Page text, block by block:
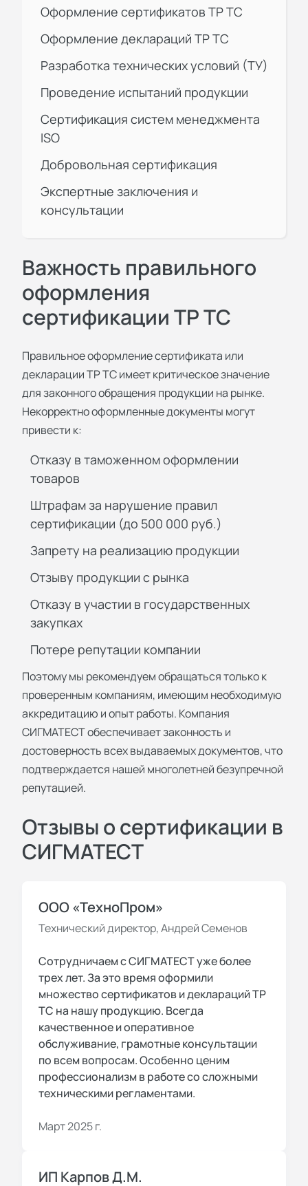
Оформление сертификатов ТР ТС
Оформление деклараций ТР ТС
Разработка технических условий (ТУ)
Проведение испытаний продукции
Сертификация систем менеджмента
ISO
Добровольная сертификация
Экспертные заключения и
консультации
Важность правильного
оформления
сертификации ТР ТС
Правильное оформление сертификата или
декларации ТР ТС имеет критическое значение
для законного обращения продукции на рынке.
Некорректно оформленные документы могут
привести к:
Отказу в таможенном оформлении
товаров
Штрафам за нарушение правил
сертификации (до 500 000 руб.)
Запрету на реализацию продукции
Отзыву продукции с рынка
Отказу в участии в государственных
закупках
Потере репутации компании
Поэтому мы рекомендуем обращаться только к
проверенным компаниям, имеющим необходимую
аккредитацию и опыт работы. Компания
СИГМАТЕСТ обеспечивает законность и
достоверность всех выдаваемых документов, что
подтверждается нашей многолетней безупречной
репутацией.
Отзывы о сертификации в
СИГМАТЕСТ
ООО «ТехноПром»
Технический директор, Андрей Семенов
Сотрудничаем с СИГМАТЕСТ уже более
трех лет. За это время оформили
множество сертификатов и деклараций ТР
ТС на нашу продукцию. Всегда
качественное и оперативное
обслуживание, грамотные консультации
по всем вопросам. Особенно ценим
профессионализм в работе со сложными
техническими регламентами.
Март 2025 г.
ИП Карпов Д.М.